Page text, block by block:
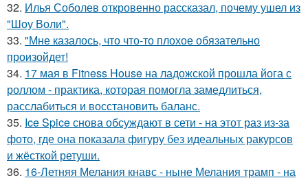
32. Илья Соболев откровенно рассказал, почему ушел из
"Шоу Воли".
33. "Мне казалось, что что-то плохое обязательно
произойдет!
34. 17 мая в Fitness House на ладожской прошла йога с
роллом - практика, которая помогла замедлиться,
расслабиться и восстановить баланс.
35. Ice Spice снова обсуждают в сети - на этот раз из-за
фото, где она показала фигуру без идеальных ракурсов
и жёсткой ретуши.
36. 16-Летняя Мелания кнавс - ныне Мелания трамп - на